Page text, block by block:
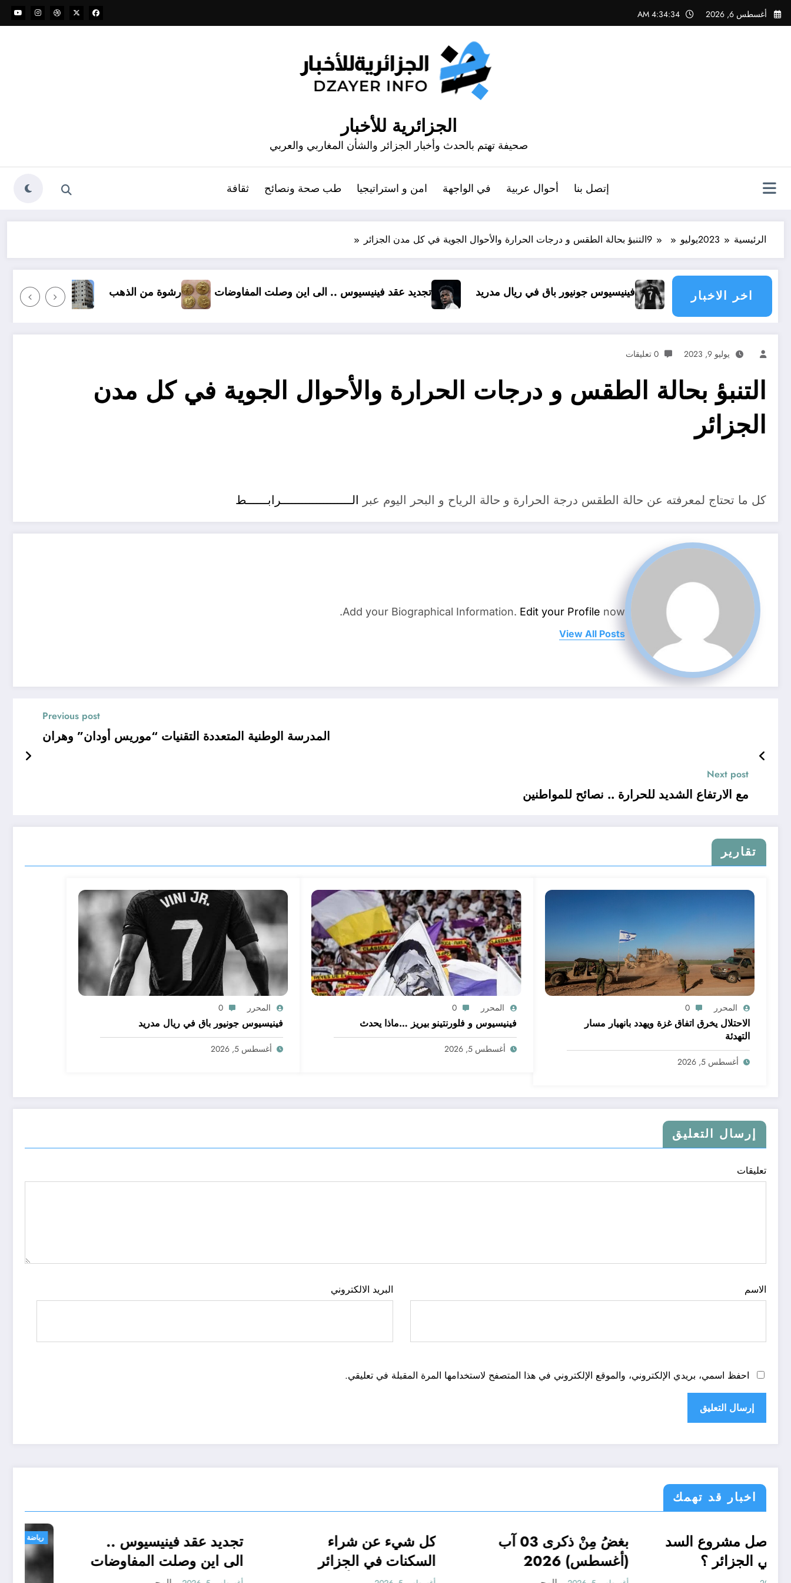
التجاوز
إلى
أغسطس 6, 2026 4:34:35 AM
الجزائرية للأخبار
صحيفة تهتم بالحدث وأخبار الجزائر والشأن المغاربي والعربي
إتصل بنا أحوال عربية في الواجهة امن و استراتيجيا طب صحة ونصائح ثقافة
الرئيسية 2023يوليو 9التنبؤ بحالة الطقس و درجات الحرارة والأحوال الجوية في كل مدن الجزائر
اخر الاخبارفينيسيوس جونيور باق في ريال مدريد تجديد عقد فينيسيوس .. الى اين وصلت المفاوضات ؟ رشوة من الذهب كل شيء عن شراء السكنات في الجزائر بقرض بنكي
يوليو 9, 2023 0 تعليقات
التنبؤ بحالة الطقس و درجات الحرارة والأحوال الجوية في كل مدن
الجزائر
كل ما تحتاج لمعرفته عن حالة الطقس درجة الحرارة و حالة الرياح و البحر اليوم عبر الــــــــــــــــــــرابــــــط
Add your Biographical Information. Edit your Profile now.
View All Posts
Previous post
المدرسة الوطنية المتعددة التقنيات “موريس أودان” وهران
Next post
مع الارتفاع الشديد للحرارة .. نصائح للمواطنين
تقارير
المحرر 0
الاحتلال يخرق اتفاق غزة ويهدد بانهيار مسار
التهدئة
أغسطس 5, 2026
المحرر 0
فينيسيوس و فلورنتينو بيريز …ماذا يحدث
أغسطس 5, 2026
المحرر 0
فينيسيوس جونيور باق في ريال مدريد
أغسطس 5, 2026
إرسال التعليق
تعليقات
الاسم البريد الالكتروني
احفظ اسمي، بريدي الإلكتروني، والموقع الإلكتروني في هذا المتصفح لاستخدامها المرة المقبلة في تعليقي.
اخبار قد تهمك
رياضة
تجديد عقد فينيسيوس ..
الى اين وصلت المفاوضات
الجزائر الحدث
كل شيء عن شراء
السكنات في الجزائر
تعاليق حرة تقارير
(أغسطس) 2026
الجزائر الحدث
الى أين وصل مشروع السد
الأخضر في الجزائر ؟